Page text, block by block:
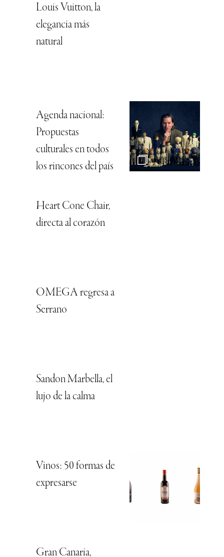
Louis Vuitton, la
elegancia más
natural
Agenda nacional:
Propuestas
culturales en todos
los rincones del país
Heart Cone Chair,
directa al corazón
OMEGA regresa a
Serrano
Sandon Marbella, el
lujo de la calma
Vinos: 50 formas de
expresarse
Gran Canaria,